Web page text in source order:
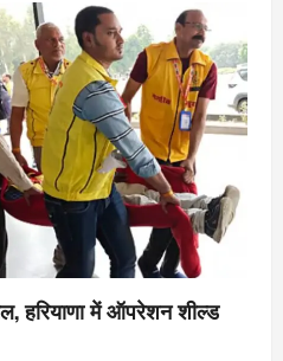
हरियाणा में ऑपरेशन शील्ड